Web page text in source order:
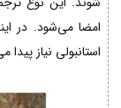
امضا می‌شود. در
استانبولی نیاز